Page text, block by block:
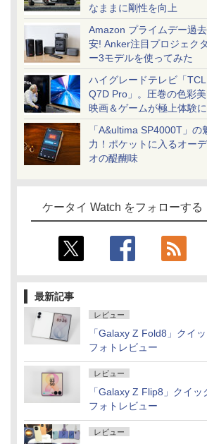
なままに剛性を向上
Amazon プライムデー過
安! Anker注目プロジェクタ
ー3モデルを使ってみた
ハイグレードテレビ「TCL
Q7D Pro」。圧巻の色彩
映画＆ゲームが極上体験に
「A&ultima SP4000T」の
力！ポケットに入るオーデ
オの醍醐味
ケータイ Watch をフォローする
最新記事
レビュー
「Galaxy Z Fold8」クイ
フォトレビュー
レビュー
「Galaxy Z Flip8」クイッ
フォトレビュー
レビュー